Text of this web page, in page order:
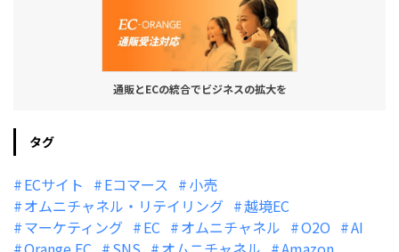
通販とECの統合でビジネスの拡大を
タグ
ECサイト Eコマース
小売
オムニチャネル・リテイリング
越境EC
マーケティング
EC オムニチャネル O2O
AI